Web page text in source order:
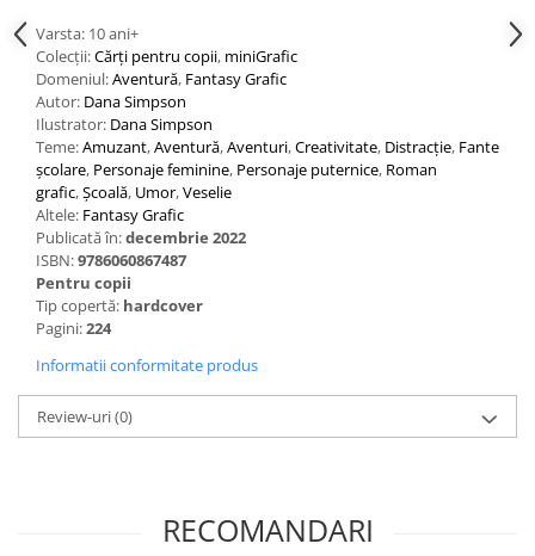
Varsta: 10 ani+
Colecții:Cărţi pentru copii, miniGrafic
Domeniul:Aventură, Fantasy Grafic
Autor: Dana Simpson
Ilustrator: Dana Simpson
Teme:Amuzant,Aventură,Aventuri,Creativitate, Distracție, Fantezie
școlare, Personaje feminine, Personaje puternice, Roman
grafic,Școală, Umor,Veselie
Altele: Fantasy Grafic
Publicată în:decembrie 2022
ISBN:9786060867487
Pentru copii
Tip copertă: hardcover
Pagini:224
Informatii conformitate produs
Review-uri(0)
RECOMANDARI